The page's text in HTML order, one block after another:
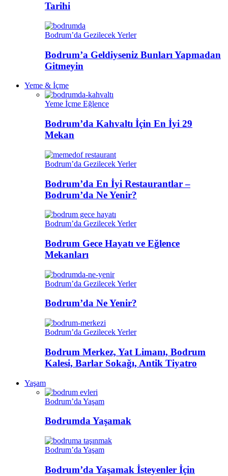
Tarihi
Bodrum’da Gezilecek Yerler
Bodrum’a Geldiyseniz Bunları Yapmadan
Gitmeyin
Yeme & İçme
Yeme İçme Eğlence
Bodrum’da Kahvaltı İçin En İyi 29
Mekan
Bodrum’da Gezilecek Yerler
Bodrum’da En İyi Restaurantlar –
Bodrum’da Ne Yenir?
Bodrum’da Gezilecek Yerler
Bodrum Gece Hayatı ve Eğlence
Mekanları
Bodrum’da Gezilecek Yerler
Bodrum’da Ne Yenir?
Bodrum’da Gezilecek Yerler
Bodrum Merkez, Yat Limanı, Bodrum
Kalesi, Barlar Sokağı, Antik Tiyatro
Yaşam
Bodrum’da Yaşam
Bodrumda Yaşamak
Bodrum’da Yaşam
Bodrum’da Yaşamak İsteyenler İçin